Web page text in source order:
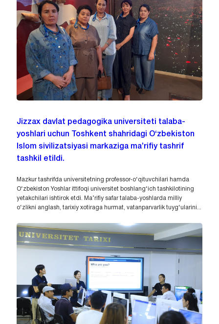
Jizzax davlat pedagogika universiteti talaba-
yoshlari uchun Toshkent shahridagi O‘zbekiston
Islom sivilizatsiyasi markaziga ma’rifiy tashrif
tashkil etildi.
Mazkur tashrifda universitetning professor-o‘qituvchilari hamda
O‘zbekiston Yoshlar ittifoqi universitet boshlang‘ich tashkilotining
yetakchilari ishtirok etdi. Ma’rifiy safar talaba-yoshlarda milliy
o‘zlikni anglash, tarixiy xotiraga hurmat, vatanparvarlik tuyg‘ularini...